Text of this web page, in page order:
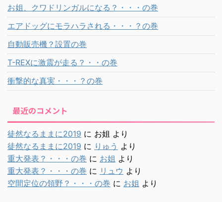
お姐、クワドリンガルになる？・・・の巻
エアドッグにモラハラされる・・・？の巻
自動販売機？設置の巻
T-REXに激震が走る？・・の巻
衝撃的な真実・・・？の巻
最近のコメント
徒然なるままに2019 に お姐 より
徒然なるままに2019 に りゅう より
重大発表？・・・の巻 に お姐 より
重大発表？・・・の巻 に リュウ より
空間定位の領野？・・・の巻 に お姐 より